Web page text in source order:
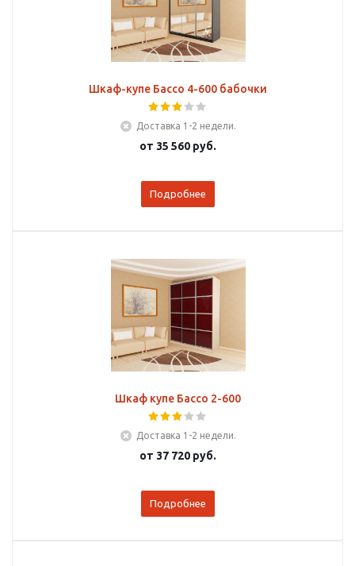
Шкаф-купе Бассо 4-600 бабочки
Доставка 1-2 недели.
от 35 560 руб.
Подробнее
Шкаф купе Бассо 2-600
Доставка 1-2 недели.
от 37 720 руб.
Подробнее